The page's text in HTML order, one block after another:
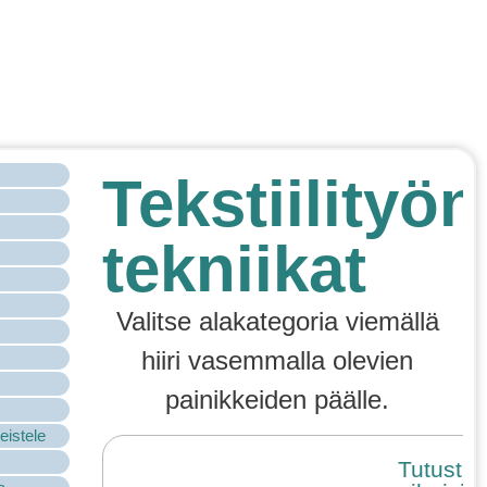
Tekstiilityön
tekniikat
Valitse alakategoria viemällä
hiiri vasemmalla olevien
painikkeiden päälle.
Tutustu